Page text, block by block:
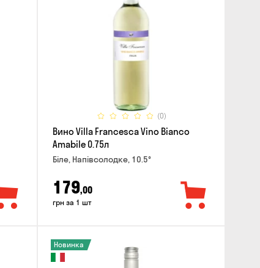
(0)
Вино Villa Francesca Vino Bianco
Amabile 0.75л
Біле, Напівсолодке, 10.5°
179,00
грн за 1 шт
Новинка